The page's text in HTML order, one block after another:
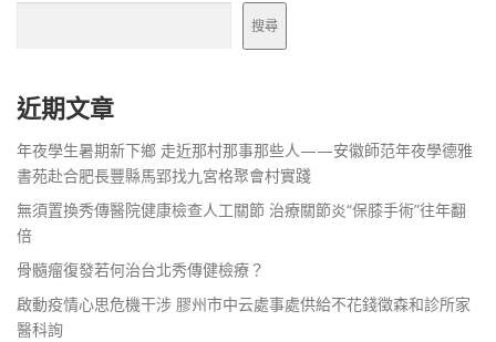
搜尋
近期文章
年夜學生暑期新下鄉 走近那村那事那些人——安徽師范年夜學德雅
書苑赴合肥長豐縣馬郢找九宮格聚會村實踐
無須置換秀傳醫院健康檢查人工關節 治療關節炎“保膝手術”往年翻
倍
骨髓瘤復發若何治台北秀傳健檢療？
啟動疫情心思危機干涉 膠州市中云處事處供給不花錢徵森和診所家
醫科詢